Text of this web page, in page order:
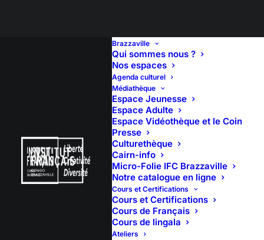
Brazzaville
Qui sommes nous ?
Nos espaces
Agenda culturel
Médiathèque
Espace Jeunesse
Espace Adulte
Espace Vidéothèque et le Coin
Presse
Culturethèque
Cairn-info
Micro-Folie IFC Brazzaville
Notre catalogue en ligne
Cours et Certifications
Cours et Certifications
Cours de Français
Cours de lingala
Ateliers
𝐂𝐄́𝐋𝐄́𝐁𝐑𝐀𝐓𝐈𝐎𝐍
𝐉𝐎𝐔𝐑𝐍𝐄́𝐄
𝐈𝐍𝐓𝐄𝐑𝐍𝐀𝐓𝐈𝐎𝐍𝐀𝐋𝐄
𝐃𝐄 𝐋𝐀 𝐃𝐀𝐍𝐒𝐄 :
𝐓𝐔𝐍𝐆𝐀